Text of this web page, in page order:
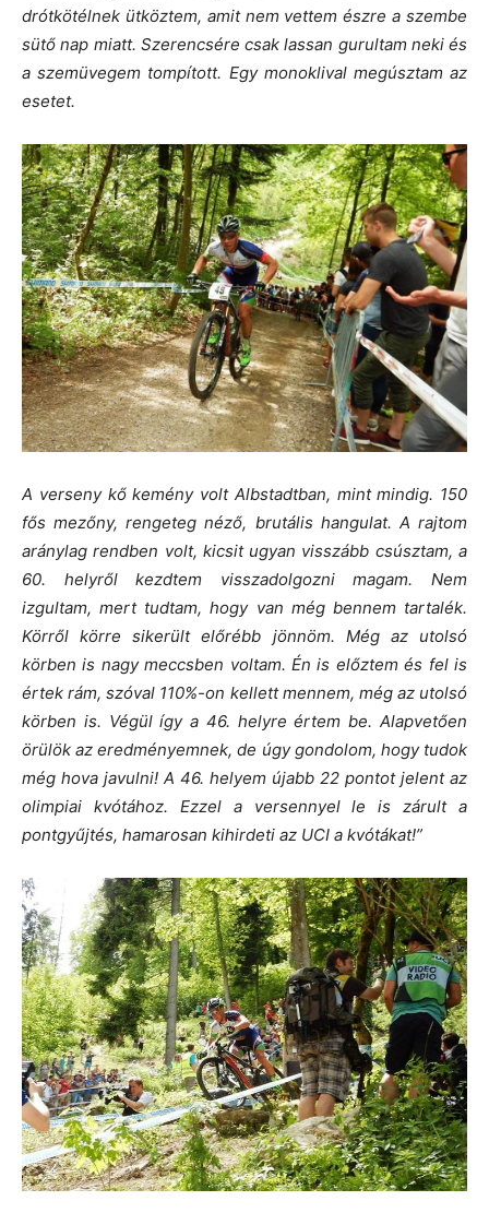
drótkötélnek ütköztem, amit nem vettem észre a szembe
sütő nap miatt. Szerencsére csak lassan gurultam neki és
a szemüvegem tompított. Egy monoklival megúsztam az
esetet.
A verseny kő kemény volt Albstadtban, mint mindig. 150
fős mezőny, rengeteg néző, brutális hangulat. A rajtom
aránylag rendben volt, kicsit ugyan visszább csúsztam, a
60. helyről kezdtem visszadolgozni magam. Nem
izgultam, mert tudtam, hogy van még bennem tartalék.
Körről körre sikerült előrébb jönnöm. Még az utolsó
körben is nagy meccsben voltam. Én is előztem és fel is
értek rám, szóval 110%-on kellett mennem, még az utolsó
körben is. Végül így a 46. helyre értem be. Alapvetően
örülök az eredményemnek, de úgy gondolom, hogy tudok
még hova javulni! A 46. helyem újabb 22 pontot jelent az
olimpiai kvótához. Ezzel a versennyel le is zárult a
pontgyűjtés, hamarosan kihirdeti az UCI a kvótákat!”